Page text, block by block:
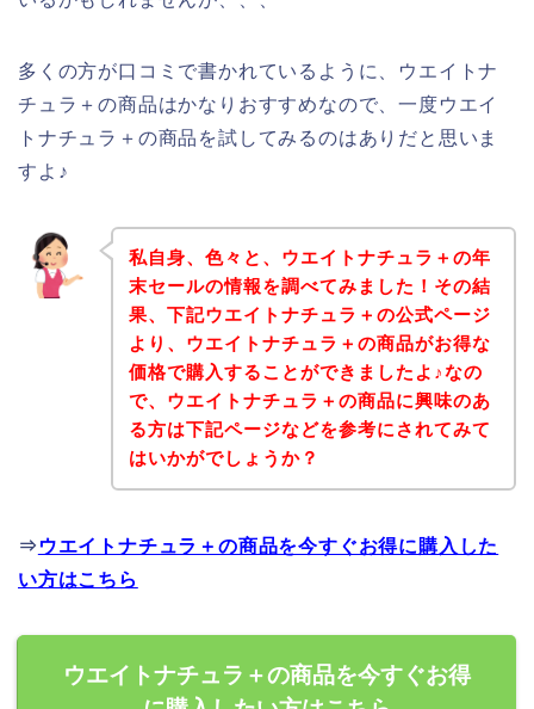
多くの方が口コミで書かれているように、ウエイトナ
チュラ＋の商品はかなりおすすめなので、一度ウエイ
トナチュラ＋の商品を試してみるのはありだと思いま
すよ♪
私自身、色々と、ウエイトナチュラ＋の年
末セールの情報を調べてみました！その結
果、下記ウエイトナチュラ＋の公式ページ
より、ウエイトナチュラ＋の商品がお得な
価格で購入することができましたよ♪なの
で、ウエイトナチュラ＋の商品に興味のあ
る方は下記ページなどを参考にされてみて
はいかがでしょうか？
⇒ ウエイトナチュラ＋の商品を今すぐお得に購入した
い方はこちら
ウエイトナチュラ＋の商品を今すぐお得